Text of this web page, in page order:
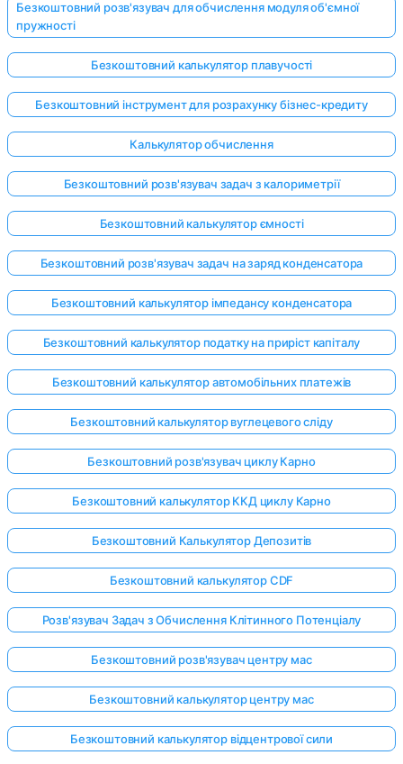
Безкоштовний розв'язувач для обчислення модуля об'ємної
пружності
Безкоштовний калькулятор плавучості
Безкоштовний інструмент для розрахунку бізнес-кредиту
Калькулятор обчислення
Безкоштовний розв'язувач задач з калориметрії
Безкоштовний калькулятор ємності
Безкоштовний розв'язувач задач на заряд конденсатора
Безкоштовний калькулятор імпедансу конденсатора
Безкоштовний калькулятор податку на приріст капіталу
Безкоштовний калькулятор автомобільних платежів
Безкоштовний калькулятор вуглецевого сліду
Безкоштовний розв'язувач циклу Карно
Безкоштовний калькулятор ККД циклу Карно
Безкоштовний Калькулятор Депозитів
Безкоштовний калькулятор CDF
Розв'язувач Задач з Обчислення Клітинного Потенціалу
Безкоштовний розв'язувач центру мас
Безкоштовний калькулятор центру мас
Безкоштовний калькулятор відцентрової сили